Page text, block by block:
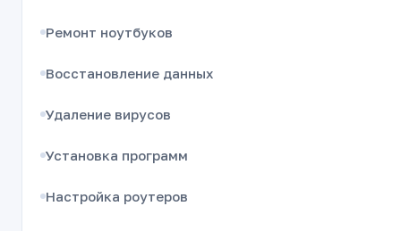
Ремонт ноутбуков
Восстановление данных
Удаление вирусов
Установка программ
Настройка роутеров